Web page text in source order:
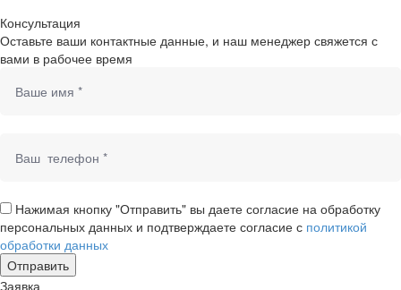
Консультация
Оставьте ваши контактные данные, и наш менеджер свяжется с
вами в рабочее время
Нажимая кнопку "Отправить" вы даете согласие на обработку
персональных данных и подтверждаете согласие с политикой
обработки данных
Заявка